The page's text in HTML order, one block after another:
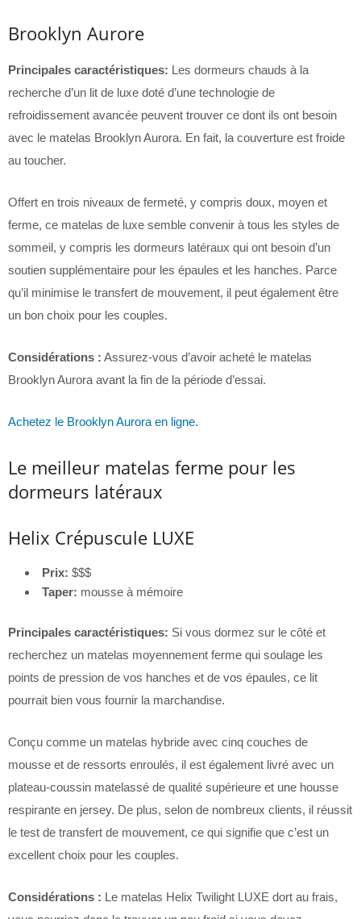
Brooklyn Aurore
Principales caractéristiques: Les dormeurs chauds à la
recherche d’un lit de luxe doté d’une technologie de
refroidissement avancée peuvent trouver ce dont ils ont besoin
avec le matelas Brooklyn Aurora. En fait, la couverture est froide
au toucher.
Offert en trois niveaux de fermeté, y compris doux, moyen et
ferme, ce matelas de luxe semble convenir à tous les styles de
sommeil, y compris les dormeurs latéraux qui ont besoin d’un
soutien supplémentaire pour les épaules et les hanches. Parce
qu’il minimise le transfert de mouvement, il peut également être
un bon choix pour les couples.
Considérations : Assurez-vous d’avoir acheté le matelas
Brooklyn Aurora avant la fin de la période d’essai.
Achetez le Brooklyn Aurora en ligne.
Le meilleur matelas ferme pour les
dormeurs latéraux
Helix Crépuscule LUXE
Prix: $$$
Taper: mousse à mémoire
Principales caractéristiques: Si vous dormez sur le côté et
recherchez un matelas moyennement ferme qui soulage les
points de pression de vos hanches et de vos épaules, ce lit
pourrait bien vous fournir la marchandise.
Conçu comme un matelas hybride avec cinq couches de
mousse et de ressorts enroulés, il est également livré avec un
plateau-coussin matelassé de qualité supérieure et une housse
respirante en jersey. De plus, selon de nombreux clients, il réussit
le test de transfert de mouvement, ce qui signifie que c’est un
excellent choix pour les couples.
Considérations : Le matelas Helix Twilight LUXE dort au frais,